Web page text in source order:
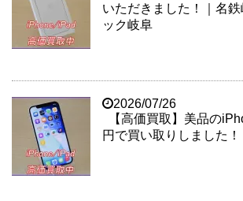
いただきました！｜名
ック岐阜
2026/07/26
【高価買取】美品の
円で買い取りしました！